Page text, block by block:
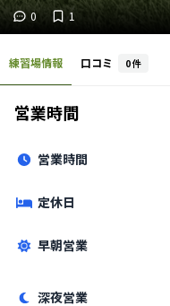
0
1
練習場情報 口コミ 0件
営業時間
営業時間
定休日
早朝営業
深夜営業